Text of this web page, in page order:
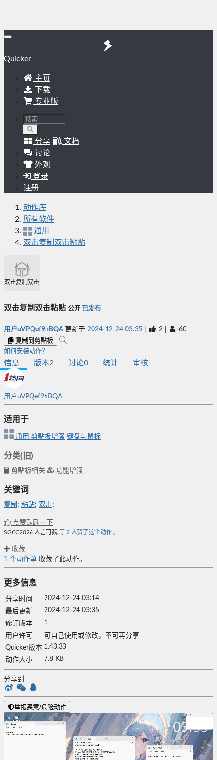
Quicker
主页
下载
专业版
分享
文档
讨论
外观
登录
注册
动作库
所有软件
通用
双击复制双击粘贴
双击复制双击粘贴
双击复制双击粘贴 公开 已发布
用户uVPQef9hBQA 更新于 2024-12-24 03:35 2 60
复制到剪贴板
如何安装动作？
信息 版本2 讨论0 统计 审核
用户uVPQef9hBQA
适用于
通用 剪贴板增强 键盘与鼠标
分类(旧)
剪贴板相关 功能增强
关键词
复制 ; 粘贴; 双击;
点赞鼓励一下
SGCC2026 人言可魏 等 2 人赞了这个动作 。
收藏
1 个动作单 收藏了此动作。
更多信息
分享时间
2024-12-24 03:14
最后更新
2024-12-24 03:35
修订版本
1
用户许可
可自己使用或修改，不可再分享
Quicker版本 1.43.33
动作大小
7.8 KB
分享到
举报恶意/危险动作